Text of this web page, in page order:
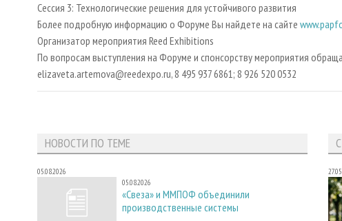
Сессия 3: Технологические решения для устойчивого развития
Более подробную информацию о Форуме Вы найдете на сайте
Организатор мероприятия Reed Exhibitions
По вопросам выступления на Форуме и спонсорству мероприятия
elizaveta.artemova@reedexpo.ru, 8 495 937 6861; 8 926 520 0532
НОВОСТИ ПО ТЕМЕ
05.08.2026
05.08.2026
«Свеза» и ММПОФ объединили
производственные системы